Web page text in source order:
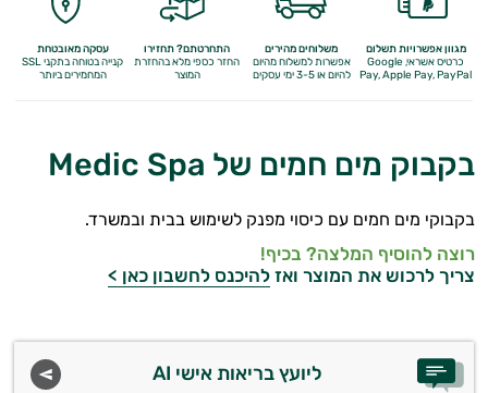
מגוון אפשרויות תשלום
כרטיס אשראי, Google
Pay,Apple Pay, PayPal
משלוחים מהירים
אפשרות למשלוח מהיום
להיום או 3-5 ימי עסקים
התחרטתם? תחזירו
החזר כספי מלאבהחזרת
המוצר
עסקה מאובטחת
קנייה בטוחה בתקני SSL
המחמירים ביותר
בקבוק מים חמים של Medic Spa
בקבוקי מים חמים עם כיסוי מפנק לשימוש בבית ובמשרד.
רוצה להוסיף המלצה? בכיף!
צריך לרכוש את המוצר ואז להיכנס לחשבון כאן >
ליועץ בריאות אישי AI